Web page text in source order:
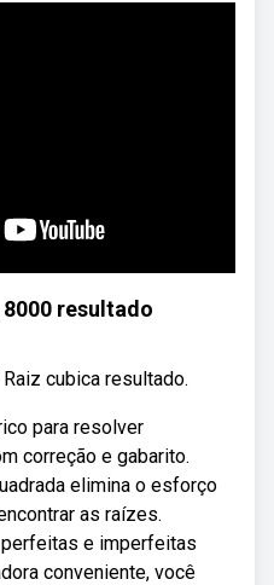
resultado
cubica resultado.
para resolver
correção e gabarito.
elimina o esforço
as raízes.
e imperfeitas
conveniente, você